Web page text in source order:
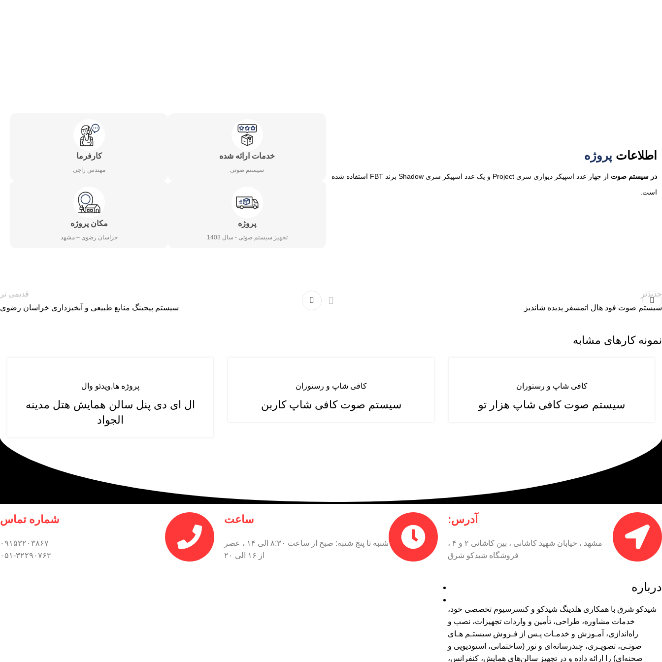
اطلاعات پروژه
در سیستم صوت
از چهار عدد اسپیکر دیواری سری Project و یک عدد اسپیکر سری Shadow برند FBT استفاده شده
است.
خدمات ارائه شده
سیستم صوتی
کارفرما
مهندس راجی
پروژه
تجهیز سیستم صوتی - سال 1403
مکان پروژه
خراسان رضوی – مشهد
جدیدتر
سیستم صوت فود هال اتمسفر پدیده شاندیز
قدیمی تر
سیستم پیجینگ منابع طبیعی و آبخیزداری خراسان رضوی
نمونه کارهای مشابه
کافی شاپ و رستوران
سیستم صوت کافی شاپ هزار تو
کافی شاپ و رستوران
سیستم صوت کافی شاپ کاربن
پروژه ها ویدئو وال
ال ای دی پنل سالن همایش هتل مدینه
الجواد
آدرس:
مشهد ، خیابان شهید کاشانی ، بین کاشانی ۲ و ۴ ،
فروشگاه شیدکو شرق
ساعت
شنبه تا پنج شنبه: صبح از ساعت ۸:۳۰ الی ۱۴ ، عصر
از ۱۶ الی ۲۰
شماره تماس
۰۹۱۵۳۲۰۳۸۶۷
۰۵۱-۳۲۲۹۰۷۶۳
درباره
شیدکو شرق با همکاری هلدینگ شیدکو و کنسرسیوم تخصصی خود،
خدمات مشاوره، طراحی، تأمین و واردات تجهیزات، نصب و
راه‌اندازی، آمـوزش و خدمـات پـس از فـروش سیستـم‌ هـای
صوتـی، تصویـری، چندرسانه‌ای و نور (ساختمانی، استودیویی و
صحنه‌ای) را ارائه داده و در تجهیز سالن‌های همایش، کنفرانس،